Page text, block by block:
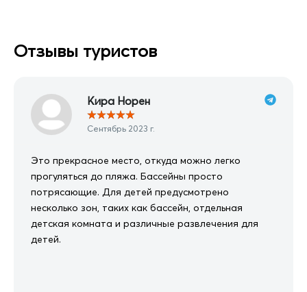
Отзывы туристов
Кира Норен
★★★★★
Сентябрь 2023 г.
Это прекрасное место, откуда можно легко
прогуляться до пляжа. Бассейны просто
потрясающие. Для детей предусмотрено
несколько зон, таких как бассейн, отдельная
детская комната и различные развлечения для
детей.